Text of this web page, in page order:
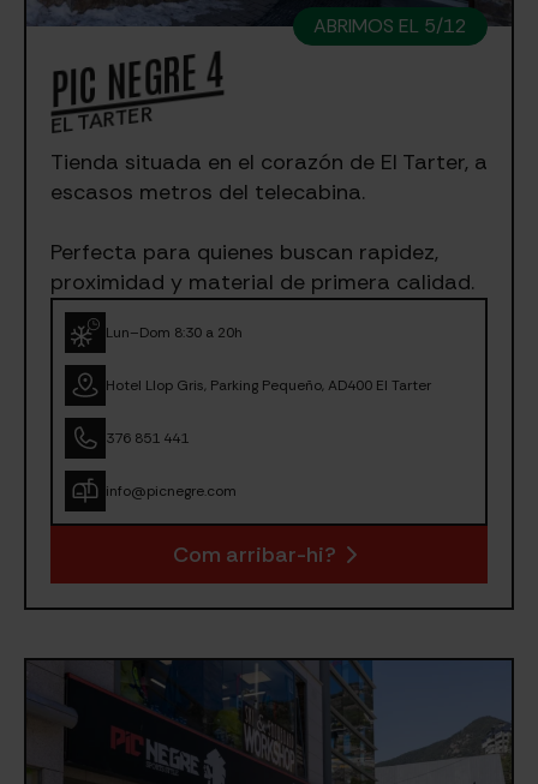
ABRIMOS EL 5/12
PIC NEGRE 4
EL TARTER
Tienda situada en el corazón de El Tarter, a
escasos metros del telecabina.
Perfecta para quienes buscan rapidez,
proximidad y material de primera calidad.
Lun–Dom 8:30 a 20h
Hotel Llop Gris, Parking Pequeño, AD400 El Tarter
376 851 441
info@picnegre.com
Com arribar-hi?